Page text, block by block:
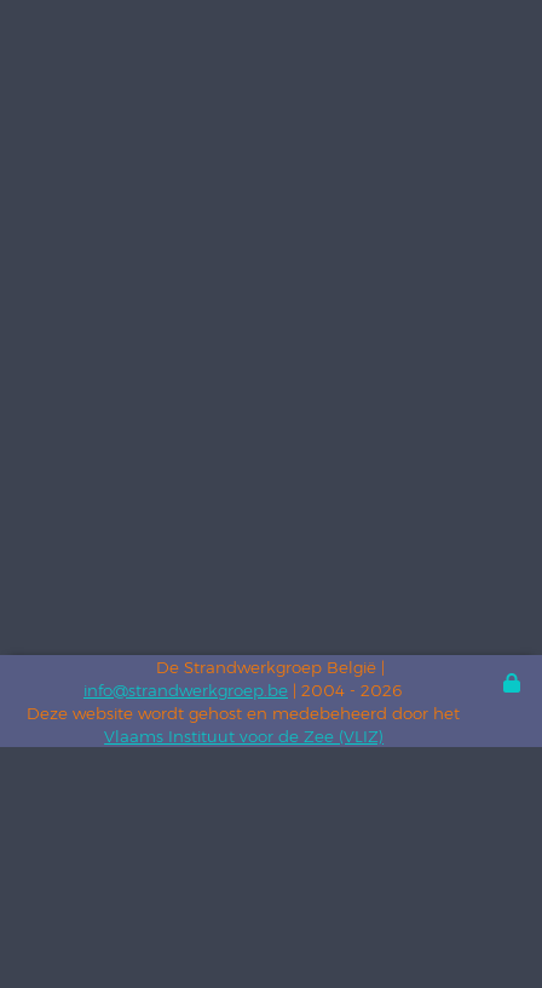
De Strandwerkgroep België |
info@strandwerkgroep.be | 2004 - 2026
Deze website wordt gehost en medebeheerd door het
Vlaams Instituut voor de Zee (VLIZ)